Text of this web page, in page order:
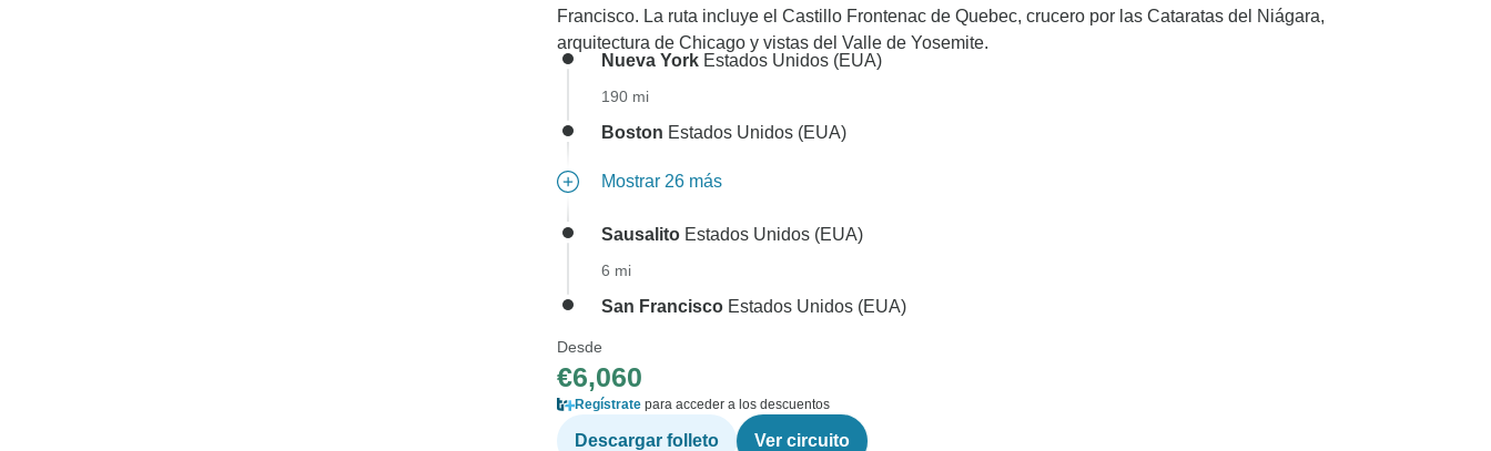
Francisco. La ruta incluye el Castillo Frontenac de Quebec, crucero por las Cataratas del Niágara,
arquitectura de Chicago y vistas del Valle de Yosemite.
Nueva York Estados Unidos (EUA)
190 mi
Boston Estados Unidos (EUA)
Mostrar 26 más
Sausalito Estados Unidos (EUA)
6 mi
San Francisco Estados Unidos (EUA)
Desde
€6,060
Regístrate para acceder a los descuentos
Descargar folleto Ver circuito